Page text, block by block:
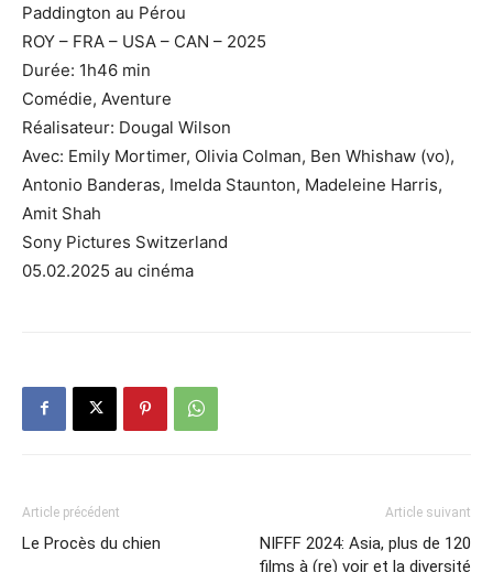
Paddington au Pérou
ROY – FRA – USA – CAN – 2025
Durée: 1h46 min
Comédie, Aventure
Réalisateur: Dougal Wilson
Avec: Emily Mortimer, Olivia Colman, Ben Whishaw (vo),
Antonio Banderas, Imelda Staunton, Madeleine Harris,
Amit Shah
Sony Pictures Switzerland
05.02.2025 au cinéma
Article précédent
Le Procès du chien
Article suivant
NIFFF 2024: Asia, plus de 120
films à (re) voir et la diversité